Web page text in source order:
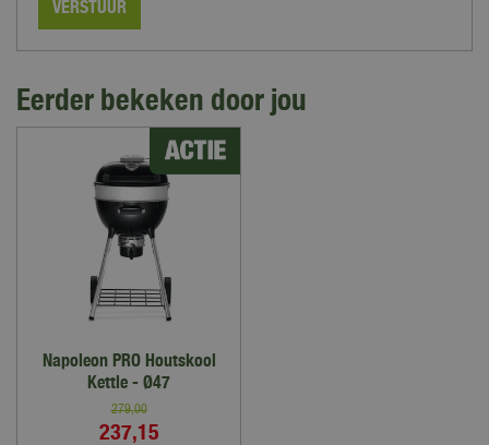
Eerder bekeken door jou
Napoleon PRO Houtskool
Kettle - Ø47
279,00
237,15